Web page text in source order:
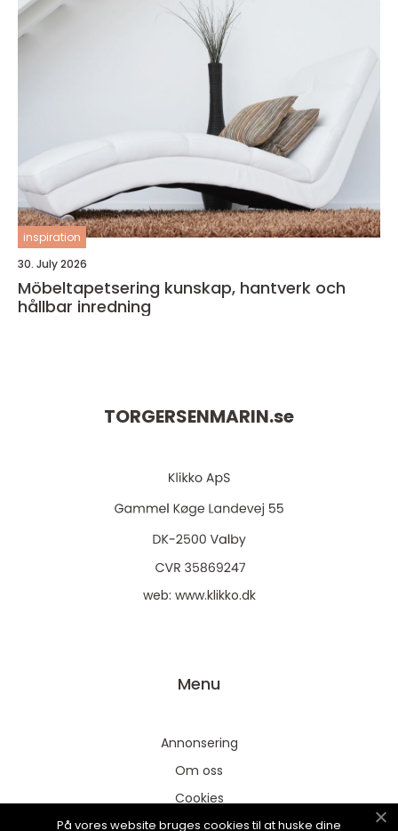
inspiration
30. July 2026
Möbeltapetsering kunskap, hantverk och
hållbar inredning
TORGERSENMARIN.se
web: www.klikko.dk
Menu
Annonsering
Om oss
Cookies
Kontakta oss
På vores website bruges cookies til at huske dine